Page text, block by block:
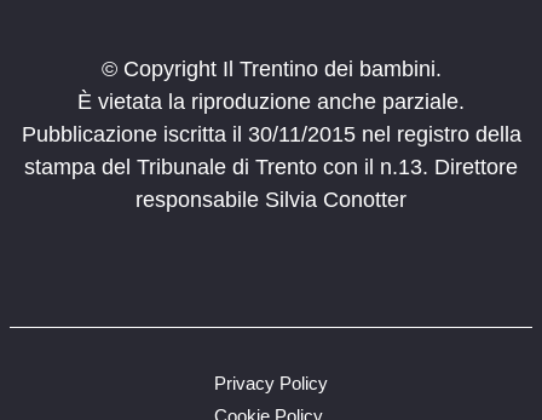
© Copyright Il Trentino dei bambini.
È vietata la riproduzione anche parziale.
Pubblicazione iscritta il 30/11/2015 nel registro della
stampa del Tribunale di Trento con il n.13. Direttore
responsabile Silvia Conotter
Privacy Policy
Cookie Policy